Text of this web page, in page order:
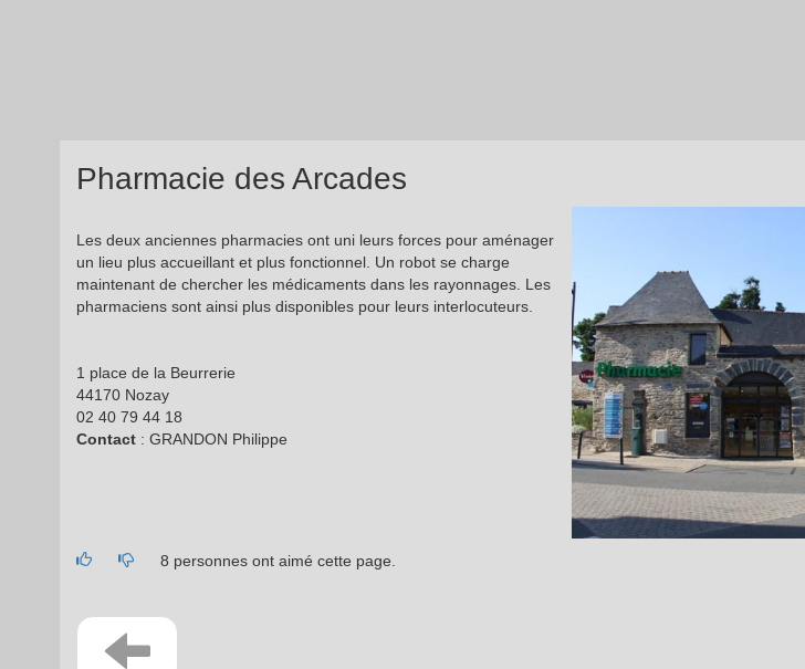
Pharmacie des Arcades
Les deux anciennes pharmacies ont uni leurs forces pour aménager
un lieu plus accueillant et plus fonctionnel. Un robot se charge
maintenant de chercher les médicaments dans les rayonnages. Les
pharmaciens sont ainsi plus disponibles pour leurs interlocuteurs.
1 place de la Beurrerie
44170 Nozay
02 40 79 44 18
Contact: GRANDON Philippe
8 personnes ont aimé cette page.